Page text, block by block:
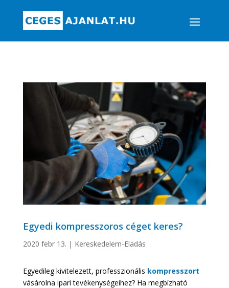
Egyedi kompresszoros céget keres?
2020 febr 13. | Kereskedelem-Eladás
Egyedileg kivitelezett, professzionális kompresszort
vásárolna ipari tevékenységeihez? Ha megbízható